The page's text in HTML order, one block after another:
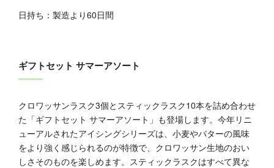
日持ち：製造より60日間
ギフトセット サマーアソート
クロワッサンラスク3個とスティックラスク10本を詰め合わせ
た「ギフトセット サマーアソート」も登場します。今年リニ
ューアルされたアイシングシリーズは、小麦やバターの風味
をより強く感じられるのが特徴で、クロワッサン生地のおい
しさそのものを楽しめます。スティックラスクはすべて異な